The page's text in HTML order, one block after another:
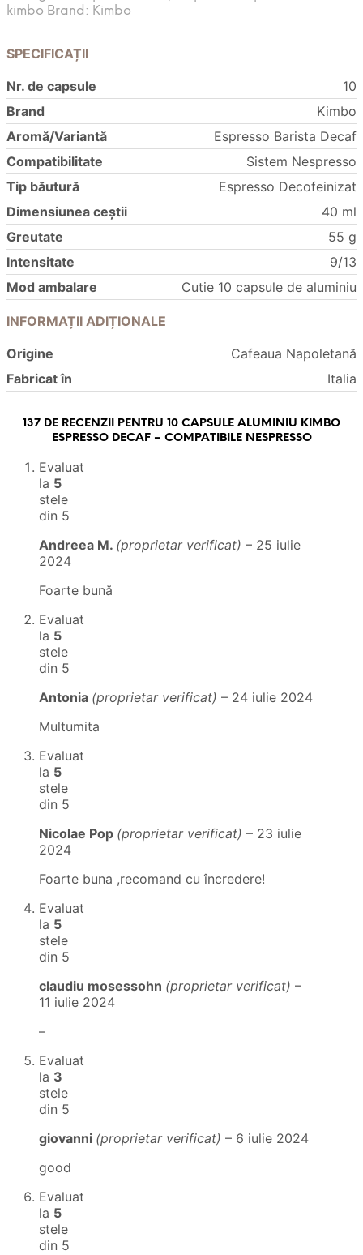
kimbo Brand: Kimbo
SPECIFICAȚII
Nr. de capsule
10
Brand
Kimbo
Aromă/Variantă
Espresso Barista Decaf
Compatibilitate
Sistem Nespresso
Tip băutură
Espresso Decofeinizat
Dimensiunea ceștii
40 ml
Greutate
55 g
Intensitate
9/13
Mod ambalare
Cutie 10 capsule de aluminiu
INFORMAȚII ADIȚIONALE
Origine
Cafeaua Napoletană
Fabricat în
Italia
137 DE RECENZII PENTRU 10 CAPSULE ALUMINIU KIMBO
ESPRESSO DECAF – COMPATIBILE NESPRESSO
Evaluat
la 5
stele
din 5
Andreea M. (proprietar verificat) – 25 iulie
2024
Foarte bună
Evaluat
la 5
stele
din 5
Antonia (proprietar verificat) – 24 iulie 2024
Multumita
Evaluat
la 5
stele
din 5
Nicolae Pop (proprietar verificat) – 23 iulie
2024
Foarte buna ,recomand cu încredere!
Evaluat
la 5
stele
din 5
claudiu mosessohn (proprietar verificat) –
11 iulie 2024
–
Evaluat
la 3
stele
din 5
giovanni (proprietar verificat) – 6 iulie 2024
good
Evaluat
la 5
stele
din 5